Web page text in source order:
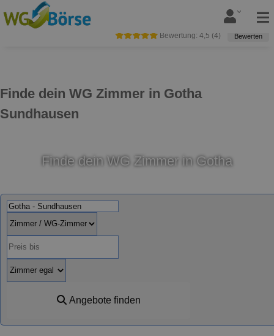
Finde dein WG Zimmer in Gotha
Sundhausen
Bewertung: 4,5 (4) Bewerten
Finde dein WG Zimmer in Gotha
Angebote finden